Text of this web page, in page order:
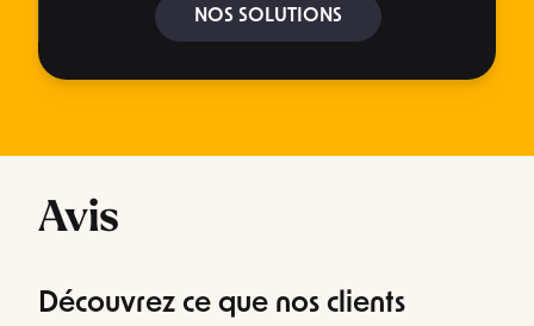
NOS SOLUTIONS
Avis
Découvrez ce que nos clients